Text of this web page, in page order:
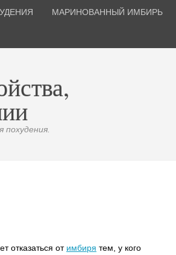
МАРИНОВАННЫЙ ИМБИРЬ
отказаться от имбиря тем, у кого